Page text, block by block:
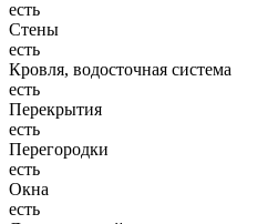
есть
Стены
есть
Кровля, водосточная система
есть
Перекрытия
есть
Перегородки
есть
Окна
есть